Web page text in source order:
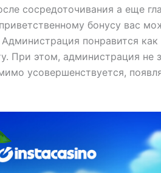
сосредоточивания а еще
бонусу вас
Администрация понравится
При этом, администрация не
усовершенствуется,